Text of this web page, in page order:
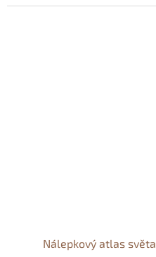
Nálepkový atlas světa